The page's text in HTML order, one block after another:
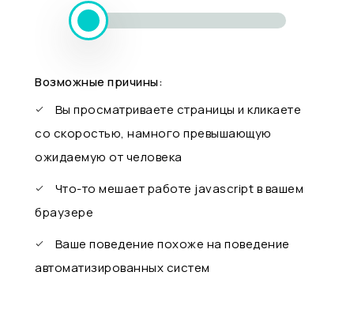
Возможные причины:
Вы просматриваете страницы и кликаете
со скоростью, намного превышающую
ожидаемую от человека
Что-то мешает работе javascript в вашем
браузере
Ваше поведение похоже на поведение
автоматизированных систем